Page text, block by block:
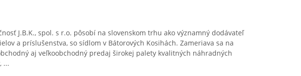
J.B.K., spol. s r.o. pôsobí na slovenskom trhu ako významný dodávateľ
a príslušenstva, so sídlom v Bátorových Kosihách. Zameriava sa na
aj veľkoobchodný predaj širokej palety kvalitných náhradných
...